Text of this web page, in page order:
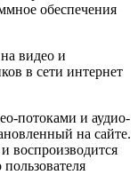
обеспечения
видео и
в сети интернет
потоками и аудио-
на сайте.
воспроизводится